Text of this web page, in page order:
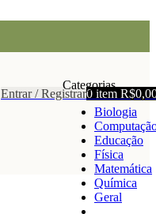
Entrar / Registrar0 item R$
Categorias
Biologia
Educação
Física
Matemática
Química
Geral